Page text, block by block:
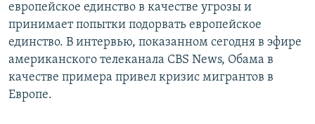
европейское единство в качестве угрозы и
принимает попытки подорвать европейское
единство. В интервью, показанном сегодня в эфире
американского телеканала CBS News, Обама в
качестве примера привел кризис мигрантов в
Европе.